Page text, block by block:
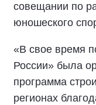
совещании по
юношеского
«В свое время
России» была
программа
регионах